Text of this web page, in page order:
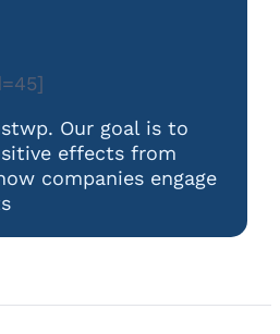
Our goal is to
effects from
companies engage